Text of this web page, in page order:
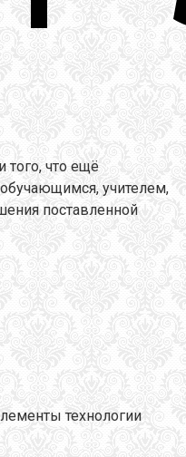
того, что ещё
учителем,
поставленной
технологии